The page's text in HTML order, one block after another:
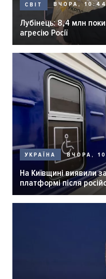
СВІТ ВЧОРА,
Лубінець: 8,4 млн
агресію Росії
УКРАЇНА ВЧОРА,
На Київщині виявили
платформі після